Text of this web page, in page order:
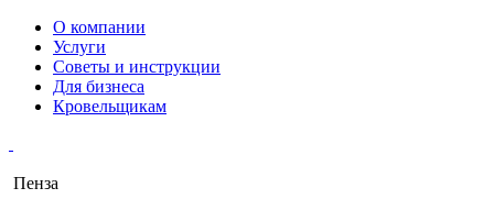
О компании
Услуги
Советы и инструкции
Для бизнеса
Кровельщикам
Пенза